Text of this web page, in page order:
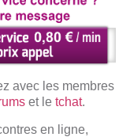
avec les membres
et le tchat.
en ligne,